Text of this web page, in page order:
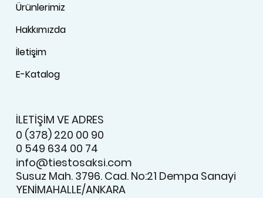
Ürünlerimiz
Hakkımızda
İletişim
E-Katalog
İLETİŞİM VE ADRES
0 (378) 220 00 90
0 549 634 00 74
info@tiestosaksi.com
Susuz Mah. 3796. Cad. No:21 Dempa Sanayi
YENİMAHALLE/ANKARA